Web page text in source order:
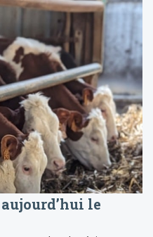
le